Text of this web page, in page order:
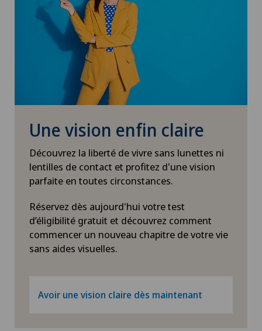
Une vision enfin claire
Découvrez la liberté de vivre sans lunettes ni
lentilles de contact et profitez d'une vision
parfaite en toutes circonstances.
Réservez dès aujourd'hui votre test
d’éligibilité gratuit et découvrez comment
commencer un nouveau chapitre de votre vie
sans aides visuelles.
Avoir une vision claire dès maintenant